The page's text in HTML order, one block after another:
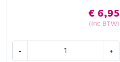
€ 6,95
(Inc BTW)
- +